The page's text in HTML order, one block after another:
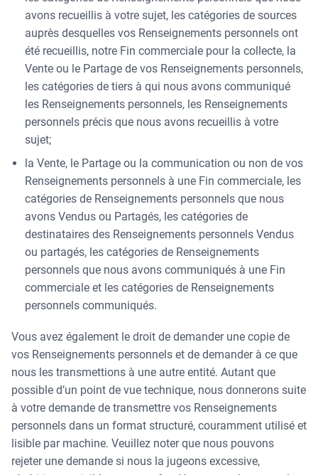
avons recueillis à votre sujet, les catégories de sources
auprès desquelles vos Renseignements personnels ont
été recueillis, notre Fin commerciale pour la collecte, la
Vente ou le Partage de vos Renseignements personnels,
les catégories de tiers à qui nous avons communiqué
les Renseignements personnels, les Renseignements
personnels précis que nous avons recueillis à votre
sujet;
la Vente, le Partage ou la communication ou non de vos
Renseignements personnels à une Fin commerciale, les
catégories de Renseignements personnels que nous
avons Vendus ou Partagés, les catégories de
destinataires des Renseignements personnels Vendus
ou partagés, les catégories de Renseignements
personnels que nous avons communiqués à une Fin
commerciale et les catégories de Renseignements
personnels communiqués.
Vous avez également le droit de demander une copie de
vos Renseignements personnels et de demander à ce que
nous les transmettions à une autre entité. Autant que
possible d’un point de vue technique, nous donnerons suite
à votre demande de transmettre vos Renseignements
personnels dans un format structuré, couramment utilisé et
lisible par machine. Veuillez noter que nous pouvons
rejeter une demande si nous la jugeons excessive,